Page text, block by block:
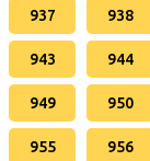
937 938
943 944
949 950
955 956